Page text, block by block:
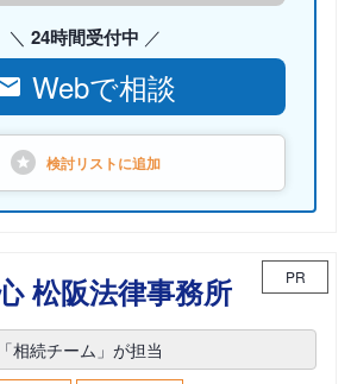
24時間受付中
Webで相談
検討リストに追加
松阪法律事務所 PR
相続チーム」が担当